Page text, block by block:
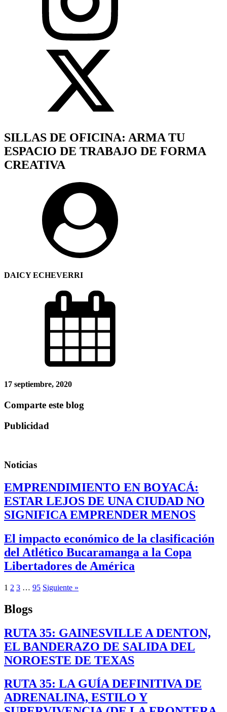
SILLAS DE OFICINA: ARMA TU
ESPACIO DE TRABAJO DE FORMA
CREATIVA
DAICY ECHEVERRI
17 septiembre, 2020
Comparte este blog
Publicidad
Noticias
EMPRENDIMIENTO EN BOYACÁ:
ESTAR LEJOS DE UNA CIUDAD NO
SIGNIFICA EMPRENDER MENOS
El impacto económico de la clasificación
del Atlético Bucaramanga a la Copa
Libertadores de América
1 2 3 … 95 Siguiente »
Blogs
RUTA 35: GAINESVILLE A DENTON,
EL BANDERAZO DE SALIDA DEL
NOROESTE DE TEXAS
RUTA 35: LA GUÍA DEFINITIVA DE
ADRENALINA, ESTILO Y